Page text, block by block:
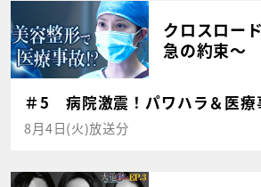
クロスロー
急の約束～
＃5 病院激震！パワハラ＆医療
8月4日(火)放送分